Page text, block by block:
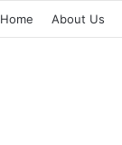
Home About Us